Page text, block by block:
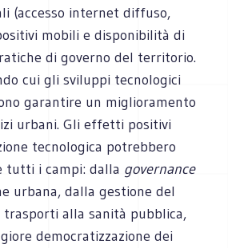
(accesso internet diffuso,
mobili e disponibilità di
di governo del territorio.
cui gli sviluppi tecnologici
garantire un miglioramento
urbani. Gli effetti positivi
tecnologica potrebbero
tutti i campi: dalla governance
urbana, dalla gestione del
trasporti alla sanità pubblica,
democratizzazione dei